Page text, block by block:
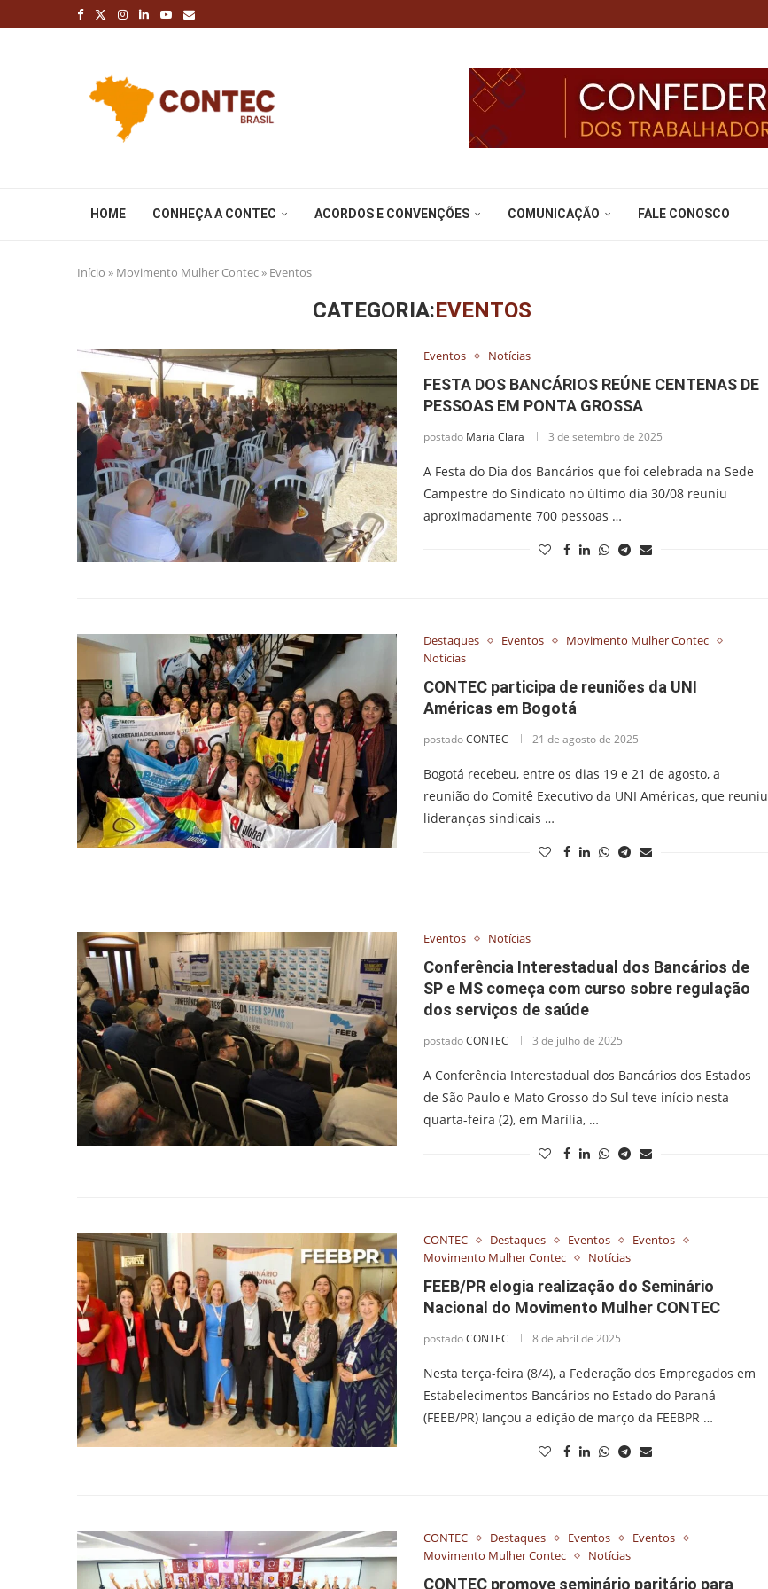
HOME CONHEÇA A CONTEC ACORDOS E CONVENÇÕES COMUNICAÇÃO FALE CONOSCO
Início » Movimento Mulher Contec» Eventos
CATEGORIA:EVENTOS
Eventos Notícias
FESTA DOS BANCÁRIOS REÚNE CENTENAS DE
PESSOAS EM PONTA GROSSA
postado Maria Clara 3 de setembro de 2025
A Festa do Dia dos Bancários que foi celebrada na Sede
Campestre do Sindicato no último dia 30/08 reuniu
aproximadamente 700 pessoas …
Destaques Eventos
Movimento Mulher Contec
Notícias
CONTEC participa de reuniões da UNI
Américas em Bogotá
postadoCONTEC 21 de agosto de 2025
Bogotá recebeu, entre os dias 19 e 21 de agosto, a
reunião do Comitê Executivo da UNI Américas, que reuniu
lideranças sindicais …
Eventos Notícias
Conferência Interestadual dos Bancários de
SP e MS começa com curso sobre regulação
dos serviços de saúde
postadoCONTEC 3 de julho de 2025
A Conferência Interestadual dos Bancários dos Estados
de São Paulo e Mato Grosso do Sul teve início nesta
quarta-feira (2), em Marília, …
CONTEC Destaques Eventos
Eventos
Movimento Mulher Contec
Notícias
FEEB/PR elogia realização do Seminário
Nacional do Movimento Mulher CONTEC
postadoCONTEC 8 de abril de 2025
Nesta terça-feira (8/4), a Federação dos Empregados em
Estabelecimentos Bancários no Estado do Paraná
(FEEB/PR) lançou a edição de março da FEEBPR …
CONTEC Destaques Eventos
Eventos
Movimento Mulher Contec
Notícias
CONTEC promove seminário paritário para